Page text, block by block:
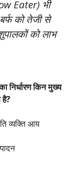
Eater) भी
को तेजी से
को लाभ
निर्धारण किन मुख्य
व्यक्ति आय